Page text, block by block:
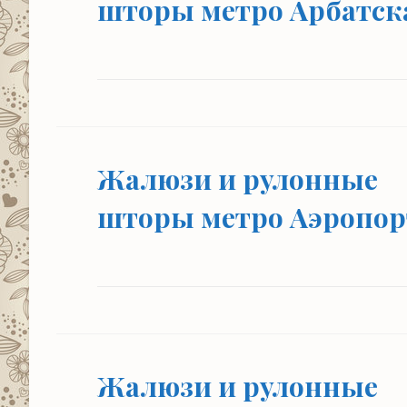
шторы метро
Жалюзи и рулонные
шторы метро
Жалюзи и рулонные